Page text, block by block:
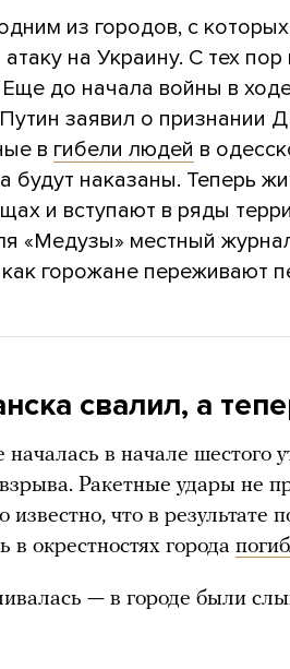
из городов, с
атаку на Украину. С тех
Еще до начала войны в
заявил о признании
в гибели людей в
будут наказаны. Теперь
и вступают в ряды
«Медузы» местный
как горожане переживают
свалил, а
началась в начале шестого
Ракетные удары не
известно, что в результате
в окрестностях города
— в городе были